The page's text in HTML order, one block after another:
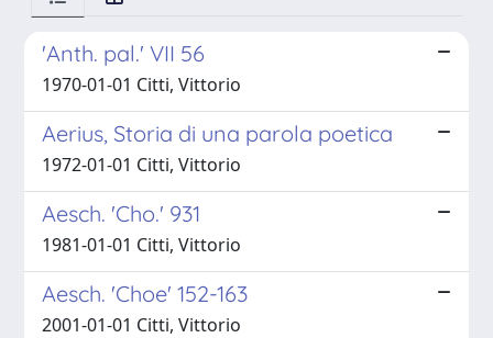
'Anth. pal.' VII 56
1970-01-01 Citti, Vittorio
Aerius, Storia di una parola poetica
1972-01-01 Citti, Vittorio
Aesch. 'Cho.' 931
1981-01-01 Citti, Vittorio
Aesch. 'Choe' 152-163
2001-01-01 Citti, Vittorio